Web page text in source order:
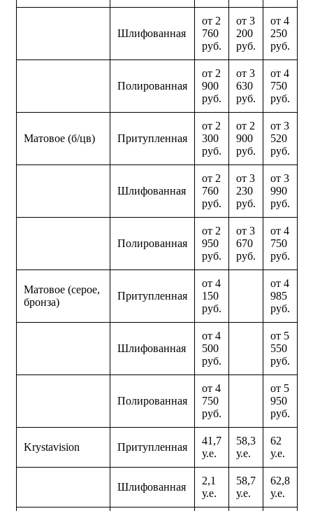
Шлифованная
от 2
760
руб.
от 3
200
руб.
от 4
250
руб.
Полированная
от 2
900
руб.
от 3
630
руб.
от 4
750
руб.
Матовое (б/цв) Притупленная
от 2
300
руб.
от 2
900
руб.
от 3
520
руб.
Шлифованная
от 2
760
руб.
от 3
230
руб.
от 3
990
руб.
Полированная
от 2
950
руб.
от 3
670
руб.
от 4
750
руб.
Матовое (серое,
бронза)
Притупленная
от 4
150
руб.
от 4
985
руб.
Шлифованная
от 4
500
руб.
от 5
550
руб.
Полированная
от 4
750
руб.
от 5
950
руб.
Krystavision Притупленная
41,7
у.е.
58,3
у.е.
62
у.е.
Шлифованная
2,1
у.е.
58,7
у.е.
62,8
у.е.